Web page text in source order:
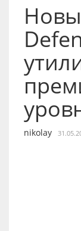
nikolay